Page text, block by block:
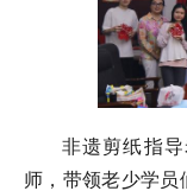
非遗剪纸指
师，带领老少学员